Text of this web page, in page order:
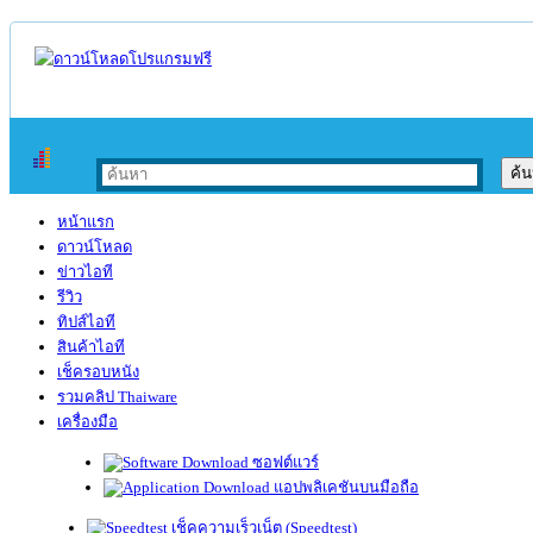
หน้าแรก
ดาวน์โหลด
ข่าวไอที
รีวิว
ทิปส์ไอที
สินค้าไอที
เช็ครอบหนัง
รวมคลิป Thaiware
เครื่องมือ
ซอฟต์แวร์
แอปพลิเคชันบนมือถือ
เช็คความเร็วเน็ต (Speedtest)